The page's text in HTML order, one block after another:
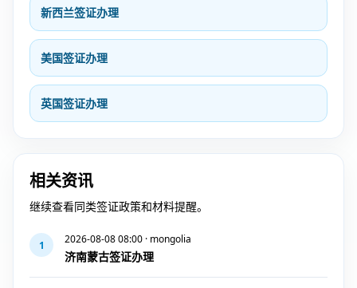
新西兰签证办理
美国签证办理
英国签证办理
相关资讯
继续查看同类签证政策和材料提醒。
1 2026-08-08 08:00 · mongolia
济南蒙古签证办理